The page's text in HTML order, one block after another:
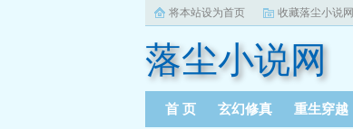
将本站设为首页 收藏落尘小说网
落尘小说网
首 页 玄幻修真 重生穿越